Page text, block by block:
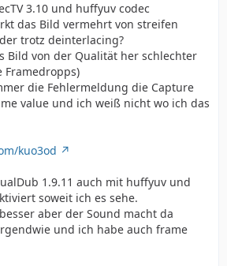
3.10 und huffyuv codec
das Bild vermehrt von streifen
trotz deinterlacing?
Bild von der Qualität her schlechter
Framedropps)
die Fehlermeldung die Capture
value und ich weiß nicht wo ich das
kuo3od
1.9.11 auch mit huffyuv und
soweit ich es sehe.
aber der Sound macht da
und ich habe auch frame